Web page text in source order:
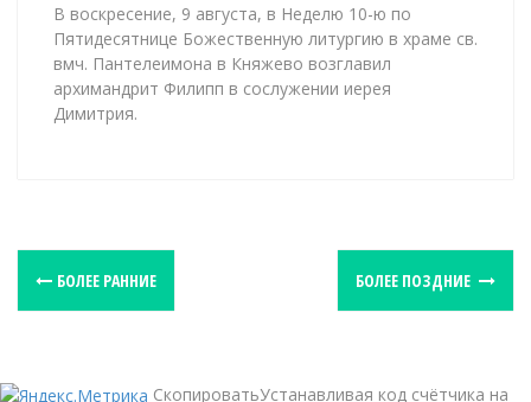
В воскресение, 9 августа, в Неделю 10-ю по
Пятидесятнице Божественную литургию в храме св.
вмч. Пантелеимона в Княжево возглавил
архимандрит Филипп в сослужении иерея
Димитрия.
o
t
БОЛЕЕ РАННИЕ БОЛЕЕ ПОЗДНИЕ
СкопироватьУстанавливая код счётчика на